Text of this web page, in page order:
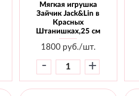
Мягкая игрушка
Зайчик Jack&Lin в
Красных
Штанишках,25 см
1800руб./шт.
- +